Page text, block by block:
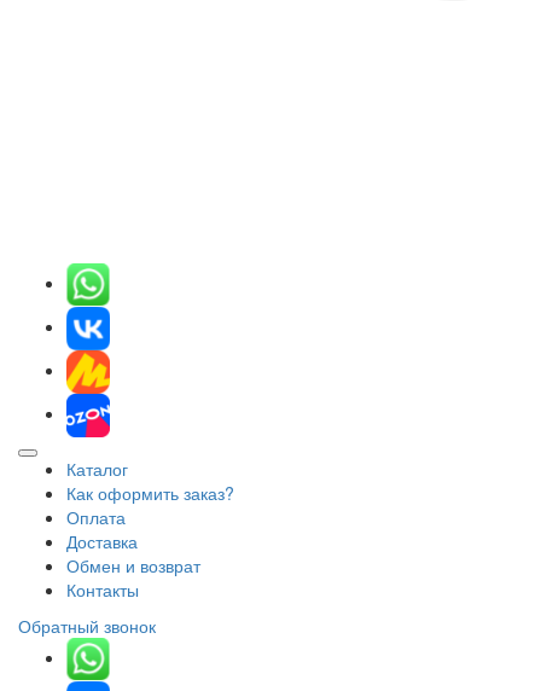
Каталог
Как оформить заказ?
Оплата
Доставка
Обмен и возврат
Контакты
Обратный звонок